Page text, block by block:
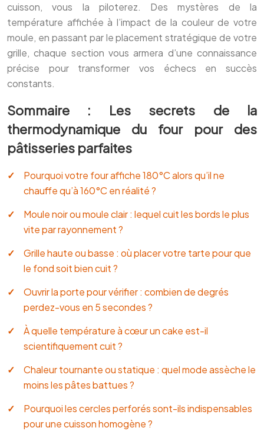
cuisson, vous la piloterez. Des mystères de la
température affichée à l’impact de la couleur de votre
moule, en passant par le placement stratégique de votre
grille, chaque section vous armera d’une connaissance
précise pour transformer vos échecs en succès
constants.
Sommaire : Les secrets de la
thermodynamique du four pour des
pâtisseries parfaites
Pourquoi votre four affiche 180°C alors qu’il ne
chauffe qu’à 160°C en réalité ?
Moule noir ou moule clair : lequel cuit les bords le plus
vite par rayonnement ?
Grille haute ou basse : où placer votre tarte pour que
le fond soit bien cuit ?
Ouvrir la porte pour vérifier : combien de degrés
perdez-vous en 5 secondes ?
À quelle température à cœur un cake est-il
scientifiquement cuit ?
Chaleur tournante ou statique : quel mode assèche le
moins les pâtes battues ?
Pourquoi les cercles perforés sont-ils indispensables
pour une cuisson homogène ?